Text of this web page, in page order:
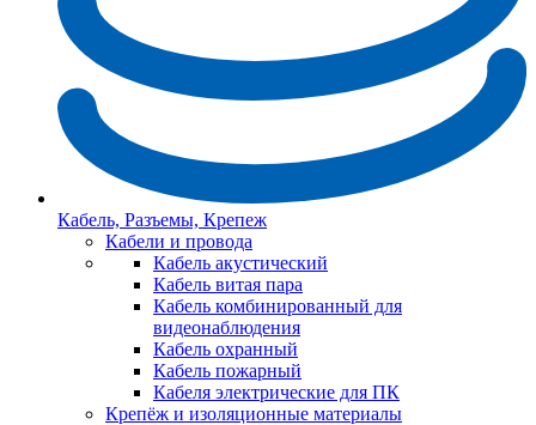
Кабель, Разъемы, Крепеж
Кабели и провода
Кабель акустический
Кабель витая пара
Кабель комбинированный для
видеонаблюдения
Кабель охранный
Кабель пожарный
Кабеля электрические для ПК
Крепёж и изоляционные материалы